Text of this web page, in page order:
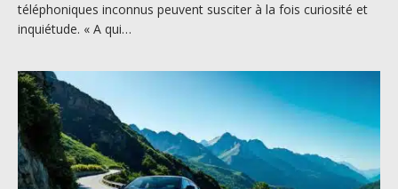
téléphoniques inconnus peuvent susciter à la fois curiosité et
inquiétude. « A qui…